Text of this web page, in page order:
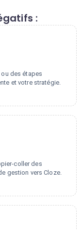
:
des étapes
et votre stratégie.
coller des
gestion vers Cloze.